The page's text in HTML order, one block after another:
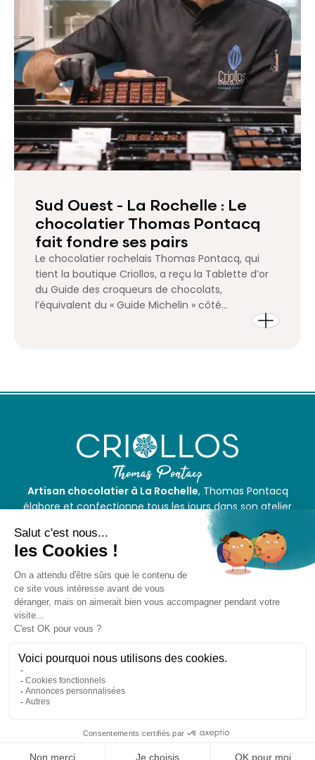
Sud Ouest - La Rochelle : Le
chocolatier Thomas Pontacq
fait fondre ses pairs
Le chocolatier rochelais Thomas Pontacq, qui
tient la boutique Criollos, a reçu la Tablette d’or
du Guide des croqueurs de chocolats,
l’équivalent du « Guide Michelin » côté
restaurateurs. Le jury a encensé quatre de ses
Artisan chocolatier à La Rochelle, Thomas Pontacq
élabore et confectionne tous les jours dans son atelier
des ganaches, des pralinés, des tablettes et diverses
LA ROCHELLE -
05 46 27 37 02
Aytré -05 16 19 80 43
NOUS CONTACTER
WEB2DO
CGU